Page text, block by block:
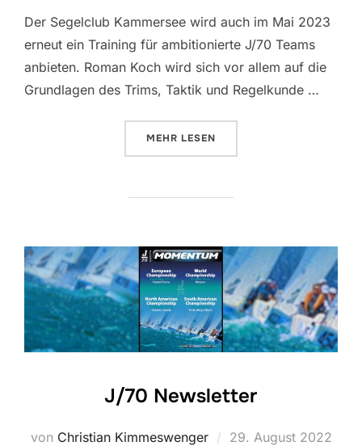
Der Segelclub Kammersee wird auch im Mai 2023
erneut ein Training für ambitionierte J/70 Teams
anbieten. Roman Koch wird sich vor allem auf die
Grundlagen des Trims, Taktik und Regelkunde …
MEHR ÜBER „NEW SEASON STARTUP
LESEN
J/70 Newsletter
von Christian Kimmeswenger
Veröffentlicht
29. August 2022